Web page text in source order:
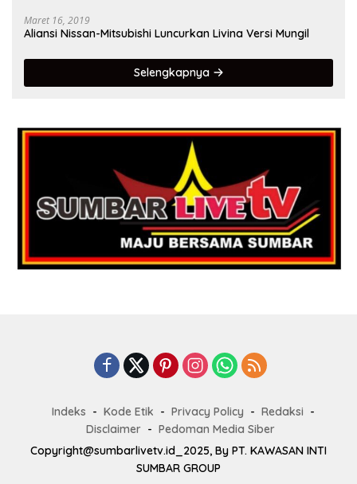
Maret 16, 2019
Aliansi Nissan-Mitsubishi Luncurkan Livina Versi Mungil
Selengkapnya
Indeks Kode Etik Privacy Policy
Redaksi
Disclaimer
Pedoman Media Siber
Copyright@sumbarlivetv.id_2025, By PT. KAWASAN INTI
SUMBAR GROUP